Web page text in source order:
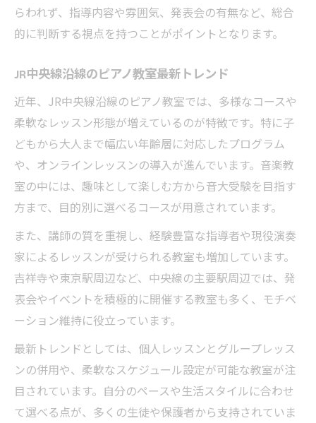
体験を通じてわかるピアノ教室の相性
講師の指導方針が光るピアノ教室を見極める方
ピアノ教室の講師方針を見極めるチェック
法
指導方針で選ぶピアノ教室選択肢の重要性
ピアノ教室選びは講師の個性も重視しよう
講師の対応力が魅力のピアノ教室選択肢
ピアノ教室選びで注目すべき指導スタイル
ピアノ教室選択肢で重視する継続しやすさ
無理なく通えるピアノ教室選びの工夫点
快適なピアノ教室環境を見極めるポイント
ピアノ教室選択肢は生活リズムに合わせて
続けやすいピアノ教室環境の見つけ方
らわれず、指導内容や雰囲気、発表会の有無など、総合
的に判断する視点を持つことがポイントとなります。
JR中央線沿線のピアノ教室最新トレンド
近年、JR中央線沿線のピアノ教室では、多様なコースや
柔軟なレッスン形態が増えているのが特徴です。特に子
どもから大人まで幅広い年齢層に対応したプログラム
や、オンラインレッスンの導入が進んでいます。音楽教
室の中には、趣味として楽しむ方から音大受験を目指す
方まで、目的別に選べるコースが用意されています。
また、講師の質を重視し、経験豊富な指導者や現役演奏
家によるレッスンが受けられる教室も増加しています。
吉祥寺や東京駅周辺など、中央線の主要駅周辺では、発
表会やイベントを積極的に開催する教室も多く、モチベ
ーション維持に役立っています。
最新トレンドとしては、個人レッスンとグループレッス
ンの併用や、柔軟なスケジュール設定が可能な教室が注
目されています。自分のペースや生活スタイルに合わせ
て選べる点が、多くの生徒や保護者から支持されていま